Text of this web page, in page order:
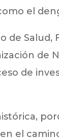
el
de Salud,
de
de
el